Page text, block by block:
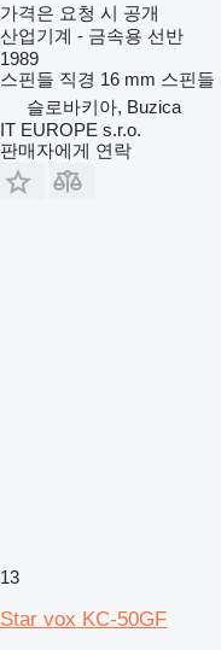
가격은 요청 시 공개
산업기계 - 금속용 선반
1989
스핀들 직경 16 mm 스핀들
슬로바키아, Buzica
IT EUROPE s.r.o.
판매자에게 연락
13
Star vox KC-50GF